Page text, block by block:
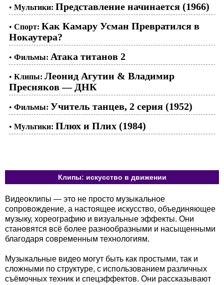
• Мультики: Представление начинается (1966)
• Спорт: Как Камару Усман Превратился в
Нокаутера?
• Фильмы: Атака титанов 2
• Клипы: Леонид Агутин & Владимир
Пресняков — ДНК
• Фильмы: Учитель танцев, 2 серия (1952)
• Мультики: Плюх и Плих (1984)
Клипы: искусство в движении
Видеоклипы — это не просто музыкальное
сопровождение, а настоящее искусство, объединяющее
музыку, хореографию и визуальные эффекты. Они
становятся всё более разнообразными и насыщенными
благодаря современным технологиям.
Музыкальные видео могут быть как простыми, так и
сложными по структуре, с использованием различных
съёмочных техник и спецэффектов. Они рассказывают